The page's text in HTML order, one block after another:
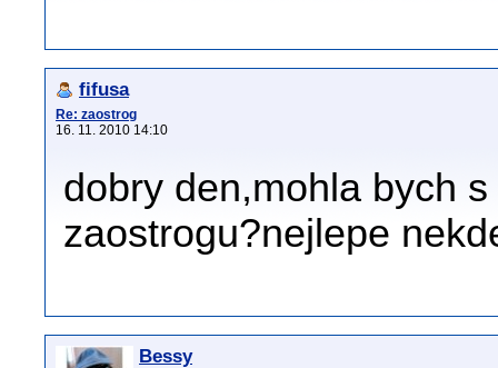
fifusa
Re: zaostrog
16. 11. 2010 14:10
dobry den,mohla bych
zaostrogu?nejlepe
Bessy